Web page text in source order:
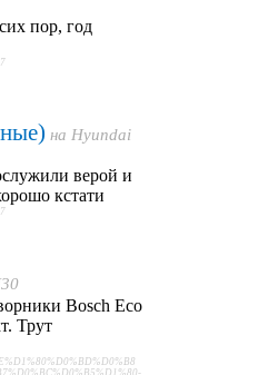
пор, год
на Hyundai
верой и
кстати
Bosch Eco
Трут